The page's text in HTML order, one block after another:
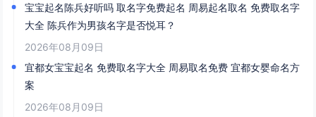
宝宝起名陈兵好听吗 取名字免费起名 周易起名取名 免费取名字
大全 陈兵作为男孩名字是否悦耳？
2026年08月09日
宜都女宝宝起名 免费取名字大全 周易取名免费 宜都女婴命名方
案
2026年08月09日